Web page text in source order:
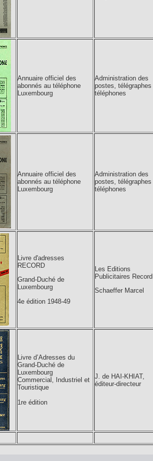
Annuaire officiel des
abonnés au téléphone
Luxembourg
Administration des
postes, télégraphes
téléphones
Annuaire officiel des
abonnés au téléphone
Luxembourg
Administration des
postes, télégraphes
téléphones
Livre d'adresses
RECORD
Grand-Duché de
Luxembourg
4e édition 1948-49
Les Editions
Publicitaires Record
Schaeffer Marcel
Livre d’Adresses du
Grand-Duché de
Luxembourg
Commercial, Industriel et
Touristique
1re édition
J. de HAI-KHIAT,
éditeur-directeur